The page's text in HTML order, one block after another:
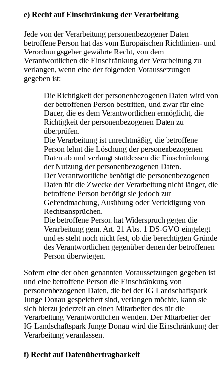
e) Recht auf Einschränkung der Verarbeitung
Jede von der Verarbeitung personenbezogener Daten
betroffene Person hat das vom Europäischen Richtlinien- und
Verordnungsgeber gewährte Recht, von dem
Verantwortlichen die Einschränkung der Verarbeitung zu
verlangen, wenn eine der folgenden Voraussetzungen
gegeben ist:
Die Richtigkeit der personenbezogenen Daten wird von
der betroffenen Person bestritten, und zwar für eine
Dauer, die es dem Verantwortlichen ermöglicht, die
Richtigkeit der personenbezogenen Daten zu
überprüfen.
Die Verarbeitung ist unrechtmäßig, die betroffene
Person lehnt die Löschung der personenbezogenen
Daten ab und verlangt stattdessen die Einschränkung
der Nutzung der personenbezogenen Daten.
Der Verantwortliche benötigt die personenbezogenen
Daten für die Zwecke der Verarbeitung nicht länger, die
betroffene Person benötigt sie jedoch zur
Geltendmachung, Ausübung oder Verteidigung von
Rechtsansprüchen.
Die betroffene Person hat Widerspruch gegen die
Verarbeitung gem. Art. 21 Abs. 1 DS-GVO eingelegt
und es steht noch nicht fest, ob die berechtigten Gründe
des Verantwortlichen gegenüber denen der betroffenen
Person überwiegen.
Sofern eine der oben genannten Voraussetzungen gegeben ist
und eine betroffene Person die Einschränkung von
personenbezogenen Daten, die bei der IG Landschaftspark
Junge Donau gespeichert sind, verlangen möchte, kann sie
sich hierzu jederzeit an einen Mitarbeiter des für die
Verarbeitung Verantwortlichen wenden. Der Mitarbeiter der
IG Landschaftspark Junge Donau wird die Einschränkung der
Verarbeitung veranlassen.
f) Recht auf Datenübertragbarkeit